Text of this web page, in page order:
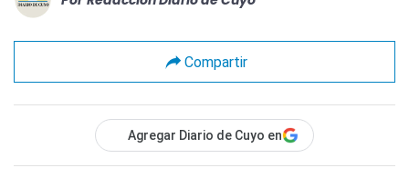
Compartir
Agregar Diario de Cuyo en